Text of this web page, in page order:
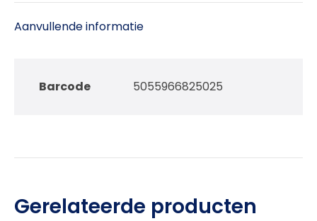
Aanvullende informatie
Barcode 5055966825025
Gerelateerde producten